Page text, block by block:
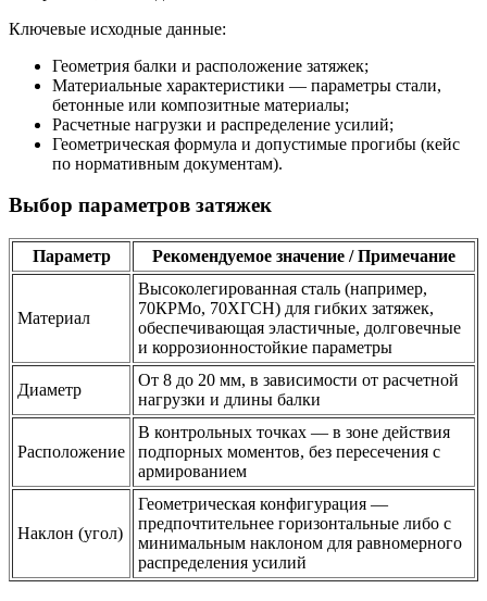
Ключевые исходные данные:
Геометрия балки и расположение затяжек;
Материальные характеристики — параметры стали,
бетонные или композитные материалы;
Расчетные нагрузки и распределение усилий;
Геометрическая формула и допустимые прогибы (кейс
по нормативным документам).
Выбор параметров затяжек
Параметр Рекомендуемое значение / Примечание
Материал
Высоколегированная сталь (например,
70КРМо, 70ХГСН) для гибких затяжек,
обеспечивающая эластичные, долговечные
и коррозионностойкие параметры
Диаметр
От 8 до 20 мм, в зависимости от расчетной
нагрузки и длины балки
Расположение
В контрольных точках — в зоне действия
подпорных моментов, без пересечения с
армированием
Наклон (угол)
Геометрическая конфигурация —
предпочтительнее горизонтальные либо с
минимальным наклоном для равномерного
распределения усилий